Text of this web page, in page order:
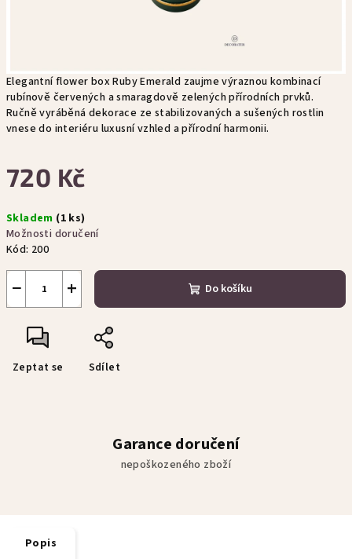
Elegantní flower box Ruby Emerald zaujme výraznou kombinací
rubínově červených a smaragdově zelených přírodních prvků.
Ručně vyráběná dekorace ze stabilizovaných a sušených rostlin
vnese do interiéru luxusní vzhled a přírodní harmonii.
720 Kč
cena:
Skladem (1 ks)
Možnosti doručení
Kód: 200
+
− Do košíku
Zeptat se Sdílet
Garance doručení
nepoškozeného zboží
Popis